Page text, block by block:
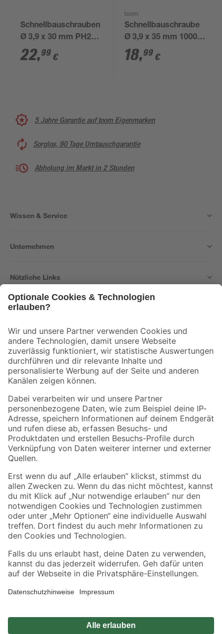
Schnellbauschrauben
Ø 3,9 x 30 mm PH2
600 Stück
22,99 €
toom
Schnellbauschraube
Ø 3,9 x 35 mm 1000
Stück
18,99 €
5 Jahre Garantie auf toom Eigenmarken
Sorglos, 90 Tage Umtauschgarantie
Abholung im Markt in 2 Stunden
Wissen & Service
Unternehmen
Nützliche Links
Der toom Newsletter: Keine Angebote und Aktionen mehr verpassen!
Zur Newsletter Anmeldung
Folge uns
Zahlungsarten Versandarten
Sicher einkaufen
Jetzt die toom-App herunterladen
Alle Preisangaben in EUR inkl. gesetzl. MwSt.. Die dargestellten Angebote sind unter
Umständen nicht in allen Märkten verfügbar. Die angegebenen Verfügbarkeiten beziehen
Produkte nur solange der Vorrat reicht.
*Paketversand ab 59 € versandkostenfrei, gilt nicht für Artikel mit Speditionsversand, hier
Privatsphäre Impressum